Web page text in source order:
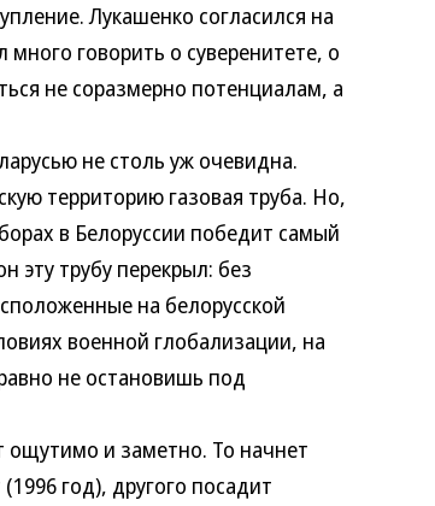
Лукашенко согласился на
говорить о суверенитете, о
не соразмерно потенциалам, а
не столь уж очевидна.
территорию газовая труба. Но,
в Белоруссии победит самый
эту трубу перекрыл: без
на белорусской
военной глобализации, на
не остановишь под
и заметно. То начнет
год), другого посадит